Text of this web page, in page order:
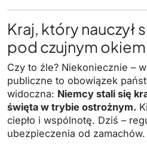
Kraj, który nauczył
pod czujnym
Czy to źle? Niekoniecznie –
publiczne to obowiązek
widoczna: Niemcy stali się
święta w trybie ostrożnym.
ciepło i wspólnotę. Dziś –
ubezpieczenia od zamachów.